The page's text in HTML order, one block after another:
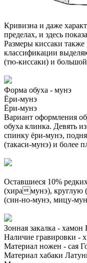
Кривизна и даже
пределах, и здесь
Размеры киссаки
классификации
(тю-киссаки) и
Форма обуха - мунэ
Ёри-мунэ
Ёри-мунэ
Вариант оформления
обуха клинка. Девять
спинку ёри-мунэ,
(такаси-мунэ) и более
Оставшиеся 10%
(хирамунэ), круглую
(син-но-мунэ, мицу-
Зонная закалка - хамон
Наличие гравировки -
Материал ножен - сая
Материал хабаки